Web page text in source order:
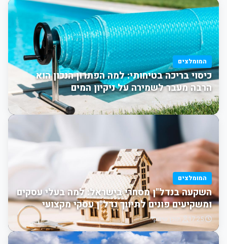
המומלצים
כיסוי בריכה בטיחותי: למה הפתרון הנכון הוא
הרבה מעבר לשמירה על ניקיון המים
17:27 תוכן שיווקי
המומלצים
השקעה בנדל"ן מסחרי בישראל: למה בעלי עסקים
ומשקיעים פונים לתיווך נדל"ן עסקי מקצועי
17:25 תוכן שיווקי